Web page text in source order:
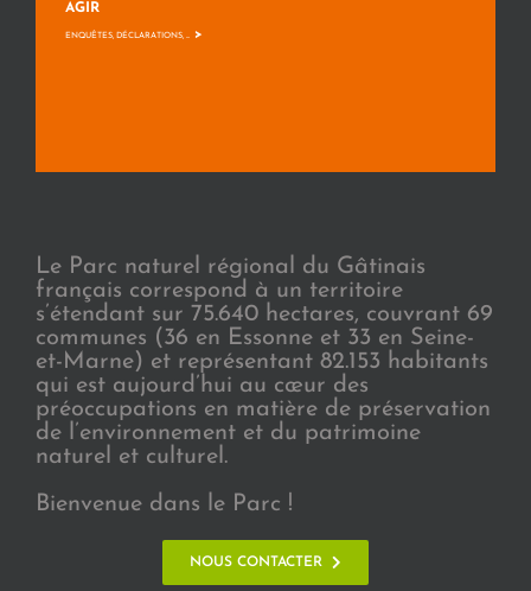
AGIR
ENQUÊTES, DÉCLARATIONS, ... >
Le Parc naturel régional du Gâtinais
français correspond à un territoire
s’étendant sur 75.640 hectares, couvrant 69
communes (36 en Essonne et 33 en Seine-
et-Marne) et représentant 82.153 habitants
qui est aujourd’hui au cœur des
préoccupations en matière de préservation
de l’environnement et du patrimoine
naturel et culturel.
Bienvenue dans le Parc !
NOUS CONTACTER